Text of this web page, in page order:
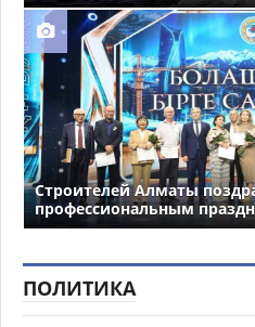
Строителей Алматы
профессиональным
ПОЛИТИКА